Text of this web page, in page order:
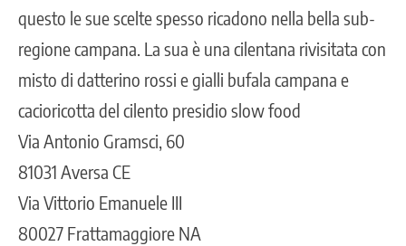
questo le sue scelte spesso ricadono nella bella sub-
regione campana. La sua è una cilentana rivisitata con
misto di datterino rossi e gialli bufala campana e
cacioricotta del cilento presidio slow food
Via Antonio Gramsci, 60
81031 Aversa CE
Via Vittorio Emanuele III
80027 Frattamaggiore NA